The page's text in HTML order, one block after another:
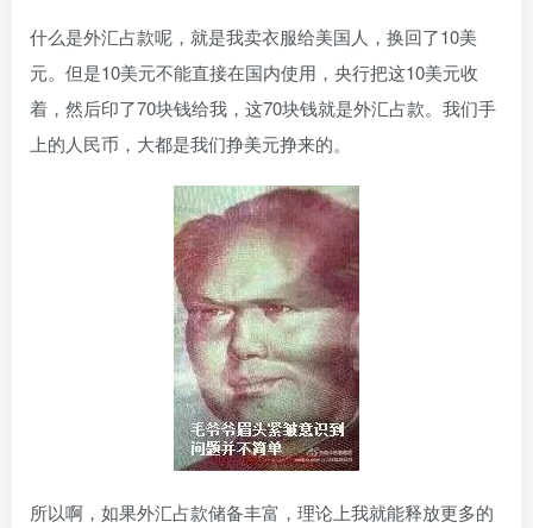
什么是外汇占款呢，就是我卖衣服给美国人，换回了10美
元。但是10美元不能直接在国内使用，央行把这10美元收
着，然后印了70块钱给我，这70块钱就是外汇占款。我们手
上的人民币，大都是我们挣美元挣来的。
所以啊，如果外汇占款储备丰富，理论上我就能释放更多的